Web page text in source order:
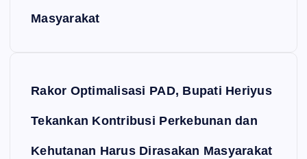
Masyarakat
Rakor Optimalisasi PAD, Bupati Heriyus
Tekankan Kontribusi Perkebunan dan
Kehutanan Harus Dirasakan Masyarakat